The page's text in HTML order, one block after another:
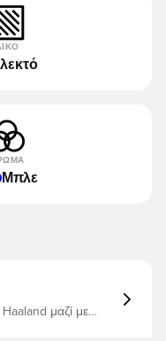
Μπλε
μαζί με